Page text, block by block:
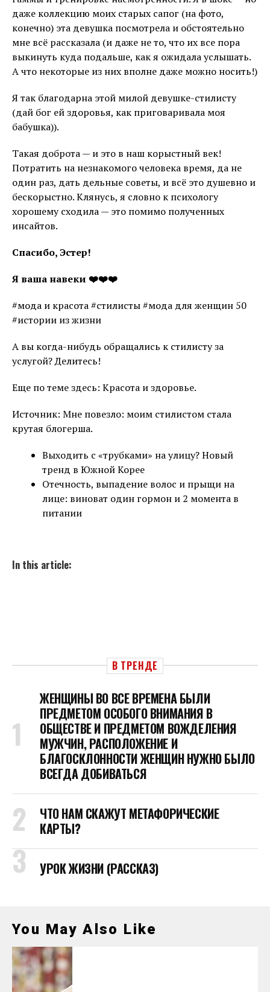
даже коллекцию моих старых сапог (на фото,
конечно) эта девушка посмотрела и обстоятельно
мне всё рассказала (и даже не то, что их все пора
выкинуть куда подальше, как я ожидала услышать.
А что некоторые из них вполне даже можно носить!)
Я так благодарна этой милой девушке-стилисту
(дай бог ей здоровья, как приговаривала моя
бабушка)).
Такая доброта — и это в наш корыстный век!
Потратить на незнакомого человека время, да не
один раз, дать дельные советы, и всё это душевно и
бескорыстно. Клянусь, я словно к психологу
хорошему сходила — это помимо полученных
инсайтов.
Спасибо,Эстер!
Я ваша навеки ❤️❤️❤️
#мода и красота #стилисты #мода для женщин 50
#истории из жизни
А вы когда-нибудь обращались к стилисту за
услугой? Делитесь!
Еще по теме здесь: Красота и здоровье.
Источник: Мне повезло: моим стилистом стала
крутая блогерша.
Выходить с «трубками» на улицу? Новый
тренд в Южной Корее
Отечность, выпадение волос и прыщи на
лице: виноват один гормон и 2 момента в
питании
In this article:
В ТРЕНДЕ
ЖЕНЩИНЫ ВО ВСЕ ВРЕМЕНА БЫЛИ
ПРЕДМЕТОМ ОСОБОГО ВНИМАНИЯ В
ОБЩЕСТВЕ И ПРЕДМЕТОМ ВОЖДЕЛЕНИЯ
МУЖЧИН, РАСПОЛОЖЕНИЕ И
БЛАГОСКЛОННОСТИ ЖЕНЩИН НУЖНО БЫЛО
ВСЕГДА ДОБИВАТЬСЯ
ЧТО НАМ СКАЖУТ МЕТАФОРИЧЕСКИЕ
КАРТЫ?
УРОК ЖИЗНИ (РАССКАЗ)
You May Also Like